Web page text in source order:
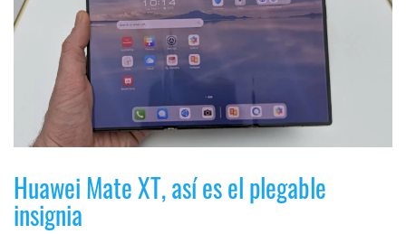
Huawei Mate XT, así es el plegable
insignia